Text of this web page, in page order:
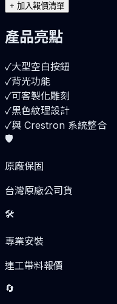
+ 加入報價清單
產品亮點
✓大型空白按鈕
✓背光功能
✓可客製化雕刻
✓黑色紋理設計
✓與 Crestron 系統整合
🛡️
原廠保固
台灣原廠公司貨
🛠️
專業安裝
連工帶料報價
🔄